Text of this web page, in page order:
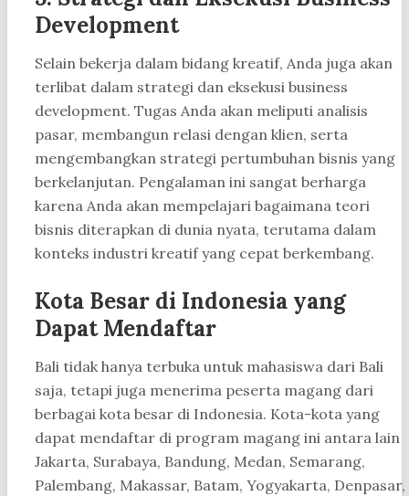
Development
Selain bekerja dalam bidang kreatif, Anda juga akan
terlibat dalam strategi dan eksekusi business
development. Tugas Anda akan meliputi analisis
pasar, membangun relasi dengan klien, serta
mengembangkan strategi pertumbuhan bisnis yang
berkelanjutan. Pengalaman ini sangat berharga
karena Anda akan mempelajari bagaimana teori
bisnis diterapkan di dunia nyata, terutama dalam
konteks industri kreatif yang cepat berkembang.
Kota Besar di Indonesia yang
Dapat Mendaftar
Bali tidak hanya terbuka untuk mahasiswa dari Bali
saja, tetapi juga menerima peserta magang dari
berbagai kota besar di Indonesia. Kota-kota yang
dapat mendaftar di program magang ini antara lain
Jakarta, Surabaya, Bandung, Medan, Semarang,
Palembang, Makassar, Batam, Yogyakarta, Denpasar,